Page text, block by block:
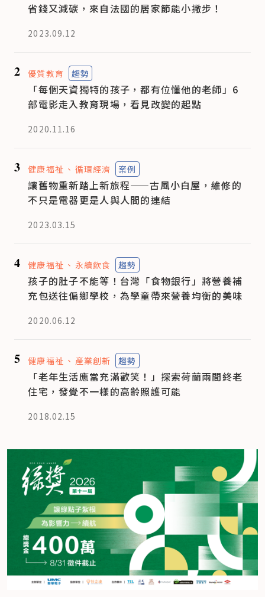
省錢又減碳，來自法國的居家節能小撇步！
2023.09.12
2 優質教育 趨勢
「每個天資獨特的孩子，都有位懂他的老師」6
部電影走入教育現場，看見改變的起點
2020.11.16
3 健康福祉 循環經濟 案例
讓舊物重新踏上新旅程——古風小白屋，維修的
不只是電器更是人與人間的連結
2023.03.15
4 健康福祉 永續飲食 趨勢
孩子的肚子不能等！台灣「食物銀行」將營養補
充包送往偏鄉學校，為學童帶來營養均衡的美味
2020.06.12
5 健康福祉 產業創新 趨勢
「老年生活應當充滿歡笑！」探索荷蘭兩間終老
住宅，發覺不一樣的高齡照護可能
2018.02.15